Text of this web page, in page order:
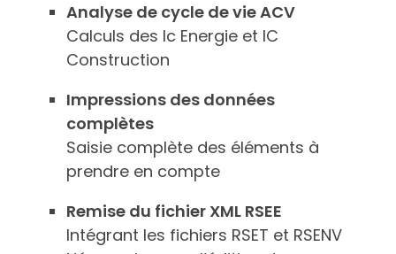
Analyse de cycle de vie ACV
Calculs des Ic Energie et IC
Construction
Impressions des données
complètes
Saisie complète des éléments à
prendre en compte
Remise du fichier XML RSEE
Intégrant les fichiers RSET et RSENV